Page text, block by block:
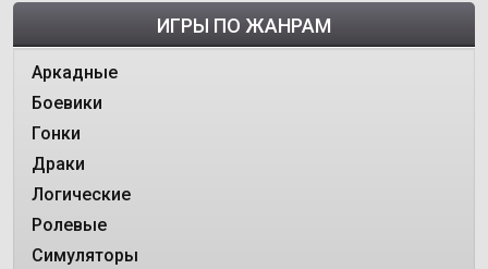
ИГРЫ ПО ЖАНРАМ
Аркадные
Боевики
Гонки
Драки
Логические
Ролевые
Симуляторы